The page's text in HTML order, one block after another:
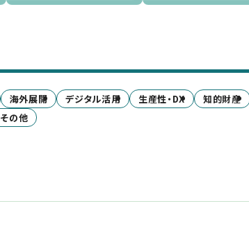
海外展開 デジタル活用 生産性・DX 知的財産
その他